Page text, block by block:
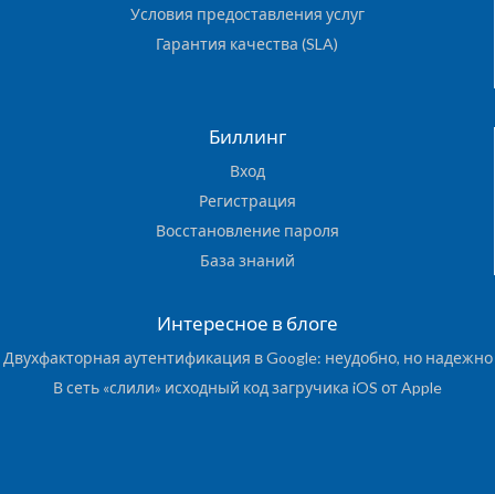
Условия предоставления услуг
Гарантия качества (SLA)
Биллинг
Вход
Регистрация
Восстановление пароля
База знаний
Интересное в блоге
Двухфакторная аутентификация в Google: неудобно, но надежно
В сеть «слили» исходный код загручика iOS от Apple